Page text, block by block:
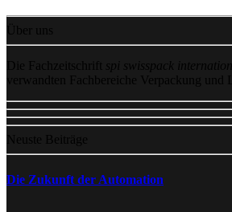
Über uns
Die Fachzeitschrift spi swisspack
verwandten Fachbereiche Verpackung und
Neuste Beiträge
Die Zukunft der Automation